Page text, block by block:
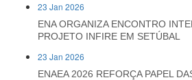
23 Jan 2026
ENA ORGANIZA ENCONTRO
PROJETO INFIRE EM SETÚBAL
23 Jan 2026
ENAEA 2026 REFORÇA PAPEL